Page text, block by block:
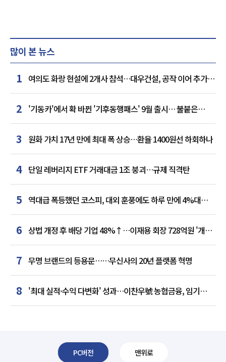
많이 본 뉴스
1 여의도 화랑 현설에 2개사 참석…대우건설, 공작 이어 추가
거점 확보하나
2 '기동카'에서 확 바뀐 '기후동행패스' 9월 출시… 불붙은
카드사 경쟁
3 원화 가치 17년 만에 최대 폭 상승…환율 1400원선 하회하나
4 단일 레버리지 ETF 거래대금 1조 붕괴…규제 직격탄
5 역대급 폭등했던 코스피, 대외 훈풍에도 하루 만에 4%대
급락
6 상법 개정 후 배당 기업 48%↑…이재용 회장 728억원 '개인
최다'
7 무명 브랜드의 등용문……무신사의 20년 플랫폼 혁명
8 '최대 실적·수익 다변화' 성과…이찬우號 농협금융, 임기
말년 성장 박차
PC버전 맨위로